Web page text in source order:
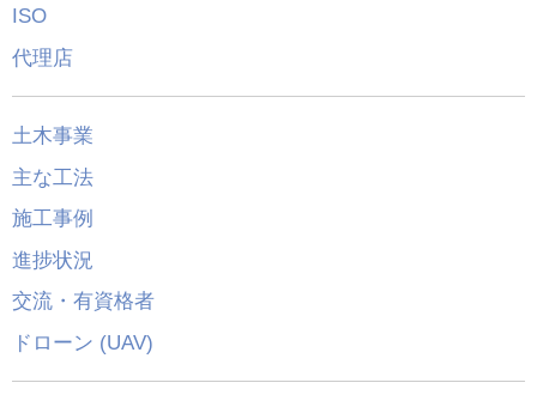
ISO
代理店
土木事業
主な工法
施工事例
進捗状況
交流・有資格者
ドローン (UAV)